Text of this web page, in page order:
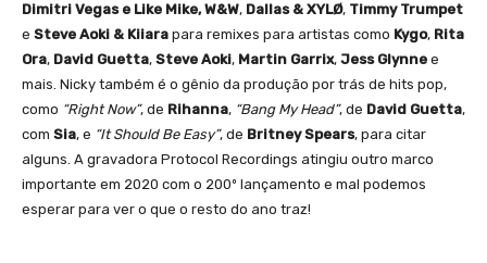
Dimitri Vegas e Like Mike, W&W, Dallas & XYLØ, Timmy Trumpet
e Steve Aoki & Kiiara para remixes para artistas como Kygo, Rita
Ora, David Guetta, Steve Aoki, Martin Garrix, Jess Glynne e
mais. Nicky também é o gênio da produção por trás de hits pop,
como “Right Now”, de Rihanna, “Bang My Head”, de David Guetta,
com Sia, e “It Should Be Easy”, de Britney Spears, para citar
alguns. A gravadora Protocol Recordings atingiu outro marco
importante em 2020 com o 200º lançamento e mal podemos
esperar para ver o que o resto do ano traz!